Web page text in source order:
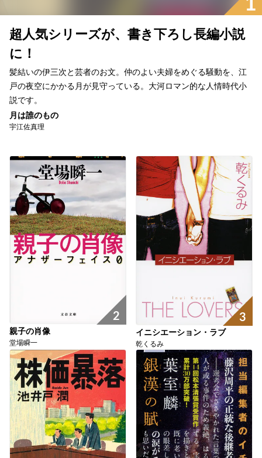
1
超人気シリーズが、書き下ろし長編小説
に！
髪結いの伊三次と芸者のお文。仲のよい夫婦をめぐる騒動を、江
戸の夜空にかかる月が見守っている。大河ロマン的な人情時代小
説です。
月は誰のもの
宇江佐真理
2
親子の肖像
堂場瞬一
3
イニシエーション・ラブ
乾くるみ